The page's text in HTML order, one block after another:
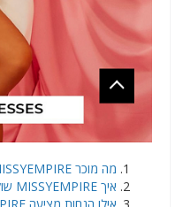
​מה מוכר MISSYEMPIRE ישראל
איך MISSYEMPIRE שולחת הזמנות לישראל